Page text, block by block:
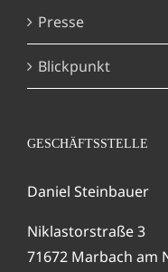
Presse
Blickpunkt
GESCHÄFTSSTELLE
Daniel Steinbauer
Niklastorstraße 3
71672 Marbach am